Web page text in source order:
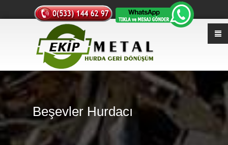
Beşevler Hurdacı